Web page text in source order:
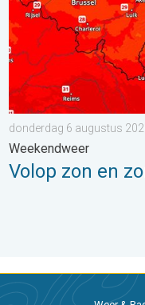
donderdag 6 augustus
Weekendweer
Volop zon en